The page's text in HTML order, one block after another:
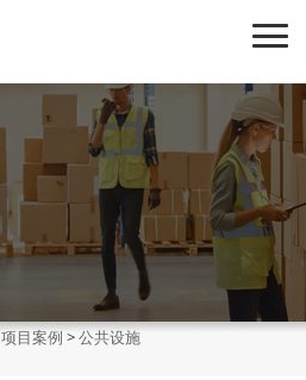
项目案例 >公共设施